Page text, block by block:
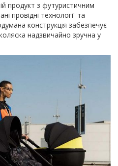
продукт з футуристичним
провідні технології та
конструкція забезпечує
надзвичайно зручна у